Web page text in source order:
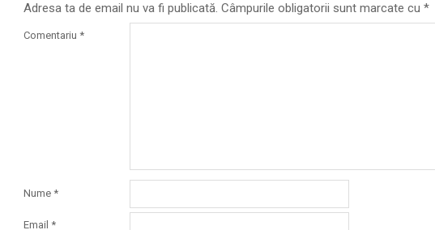
Adresa ta de email nu va fi publicată. Câmpurile obligatorii sunt marcate cu *
Comentariu *
Nume *
Email *